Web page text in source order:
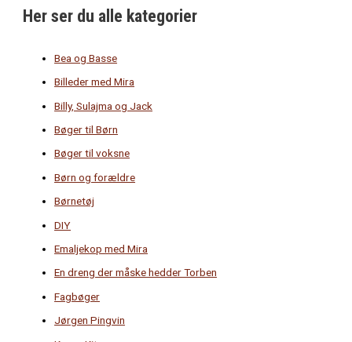
Her ser du alle kategorier
Bea og Basse
Billeder med Mira
Billy, Sulajma og Jack
Bøger til Børn
Bøger til voksne
Børn og forældre
Børnetøj
DIY
Emaljekop med Mira
En dreng der måske hedder Torben
Fagbøger
Jørgen Pingvin